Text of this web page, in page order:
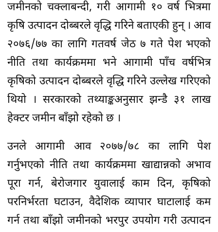
जमीनको चक्लाबन्दी, गरी आगामी १० वर्ष भित्रमा
कृषि उत्पादन दोब्बरले वृद्धि गरिने बताएकी हुन् । आव
२०७६/७७ का लागि गतवर्ष जेठ ७ गते पेश भएको
नीति तथा कार्यक्रममा भने आगामी पाँच वर्षभित्र
कृषिको उत्पादन दोब्बरले वृद्धि गरिने उल्लेख गरिएको
थियो । सरकारको तथ्याङ्कअनुसार झन्डै ३१ लाख
हेक्टर जमीन बाँझो रहेको छ ।
उनले आगामी आव २०७७/७८ का लागि पेश
गर्नुभएको नीति तथा कार्यक्रममा खाद्यान्नको अभाव
पूरा गर्न, बेरोजगार युवालाई काम दिन, कृषिको
परनिर्भरता घटाउन, वैदेशिक व्यापार घाटालाई कम
गर्न तथा बाँझो जमीनको भरपुर उपयोग गरी उत्पादन